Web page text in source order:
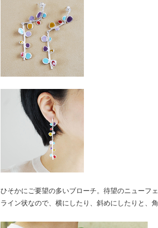
ひそかにご要望の多いブローチ。待望のニューフェ
ライン状なので、横にしたり、斜めにしたりと、